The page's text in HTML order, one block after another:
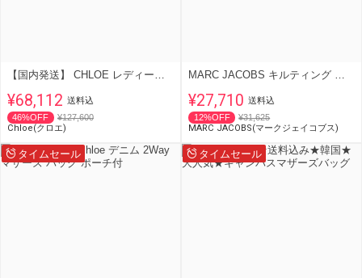
¥68,112 送料込
46%OFF
¥127,600
Chloe(クロエ)
¥27,710 送料込
12%OFF
¥31,625
MARC JACOBS(マークジェイコブス)
タイムセール タイムセール